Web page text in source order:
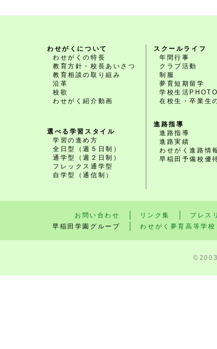
わせがくについて
わせがくの特長
教育方針・校長あいさつ
教育相談の取り組み
沿革
校歌
わせがく紹介動画
選べる学習スタイル
学習の進め方
全日型（週５日制）
通学型（週２日制）
フレックス通学型
自学型（通信制）
スクールライフ
年間行事
クラブ活動
制服
夢育短期留学
学校生活
在校生・卒業生
進路指導
進路指導
進路実績
わせがく進路情
早稲田予備校優
お問い合わせ リンク集
プレス
早稲田学園グループ
わせがく夢育高等学校